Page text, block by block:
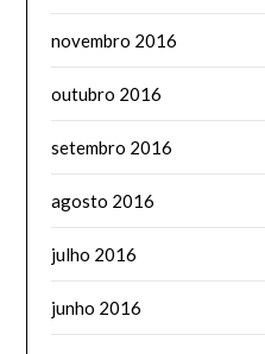
novembro 2016
outubro 2016
setembro 2016
agosto 2016
julho 2016
junho 2016